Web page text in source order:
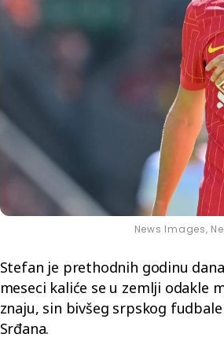
News Images,
Stefan je prethodnih godinu
meseci kaliće se u zemlji odakle
znaju, sin bivšeg srpskog
Srđana.